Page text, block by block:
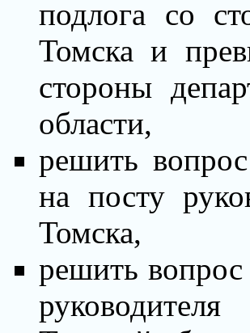
подлога со
Томска и
стороны
области,
решить
на посту
Томска,
решить